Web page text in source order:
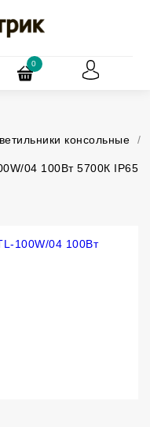
0
консольные /
04 100Вт 5700К IP65